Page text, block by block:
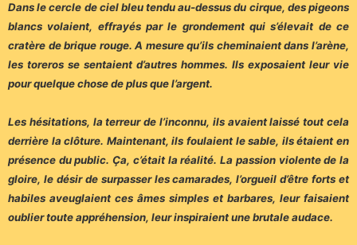
Dans le cercle de ciel bleu tendu au-dessus du cirque, des pigeons
blancs volaient, effrayés par le grondement qui s’élevait de ce
cratère de brique rouge. A mesure qu’ils cheminaient dans l’arène,
les toreros se sentaient d’autres hommes. Ils exposaient leur vie
pour quelque chose de plus que l’argent.
Les hésitations, la terreur de l’inconnu, ils avaient laissé tout cela
derrière la clôture. Maintenant, ils foulaient le sable, ils étaient en
présence du public. Ça, c’était la réalité. La passion violente de la
gloire, le désir de surpasser les camarades, l’orgueil d’être forts et
habiles aveuglaient ces âmes simples et barbares, leur faisaient
oublier toute appréhension, leur inspiraient une brutale audace.